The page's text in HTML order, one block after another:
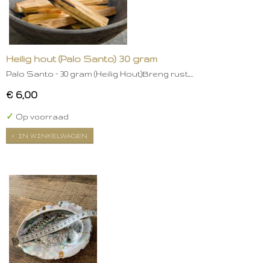
Heilig hout (Palo Santo) 30 gram
Palo Santo – 30 gram (Heilig Hout)Breng rust,…
€ 6,00
✓ Op voorraad
IN WINKELWAGEN